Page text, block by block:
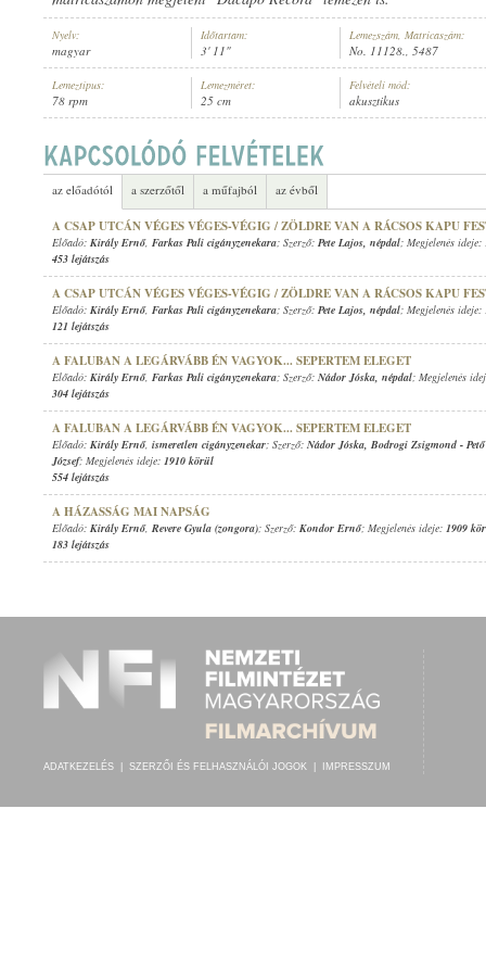
ELŐADÓ: KIRÁLY ERNŐ,REVERE GYULA (ZONGORA)
Nyelv:
magyar
Időtartam:
3' 11"
Lemezszám, Matricaszám:
No. 11128., 5487
Lemeztípus:
78 rpm
Lemezméret:
25 cm
Felvételi mód:
akusztikus
az előadótól a szerzőtől a műfajból az évből
A CSAP UTCÁN VÉGES VÉGES-VÉGIG / ZÖLDRE VAN A RÁCSOS KAPU
Előadó: Király Ernő, Farkas Pali cigányzenekara; Szerző: Pete Lajos, népdal; Megjelenés ideje:
453 lejátszás
A CSAP UTCÁN VÉGES VÉGES-VÉGIG / ZÖLDRE VAN A RÁCSOS KAPU
Előadó: Király Ernő, Farkas Pali cigányzenekara; Szerző: Pete Lajos, népdal; Megjelenés ideje:
121 lejátszás
A FALUBAN A LEGÁRVÁBB ÉN VAGYOK... SEPERTEM ELEGET
Előadó: Király Ernő, Farkas Pali cigányzenekara; Szerző: Nádor Jóska, népdal; Megjelenés
304 lejátszás
A FALUBAN A LEGÁRVÁBB ÉN VAGYOK... SEPERTEM ELEGET
Előadó: Király Ernő, ismeretlen cigányzenekar; Szerző: Nádor Jóska, Bodrogi Zsigmond -
József; Megjelenés ideje: 1910 körül
554 lejátszás
A HÁZASSÁG MAI NAPSÁG
Előadó: Király Ernő, Revere Gyula (zongora); Szerző: Kondor Ernő; Megjelenés ideje: 1909
183 lejátszás
ADATKEZELÉS SZERZŐI ÉS FELHASZNÁLÓI JOGOK IMPRESSZUM